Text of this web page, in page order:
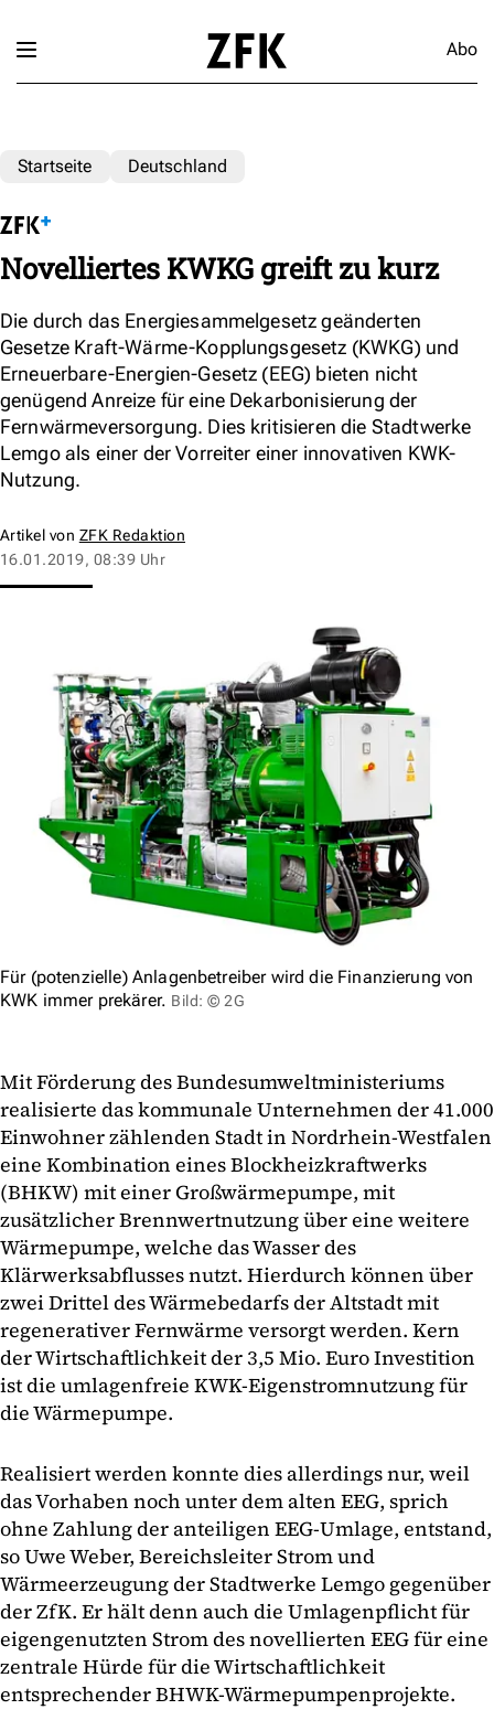
Abo
Startseite Deutschland
Novelliertes KWKG greift zu kurz
Die durch das Energiesammelgesetz geänderten
Gesetze Kraft-Wärme-Kopplungsgesetz (KWKG) und
Erneuerbare-Energien-Gesetz (EEG) bieten nicht
genügend Anreize für eine Dekarbonisierung der
Fernwärmeversorgung. Dies kritisieren die Stadtwerke
Lemgo als einer der Vorreiter einer innovativen KWK-
Nutzung.
Artikel von ZFK Redaktion
16.01.2019, 08:39 Uhr
Für (potenzielle) Anlagenbetreiber wird die Finanzierung von
KWK immer prekärer. Bild: © 2G
Mit Förderung des Bundesumweltministeriums
realisierte das kommunale Unternehmen der 41.000
Einwohner zählenden Stadt in Nordrhein-Westfalen
eine Kombination eines Blockheizkraftwerks
(BHKW) mit einer Großwärmepumpe, mit
zusätzlicher Brennwertnutzung über eine weitere
Wärmepumpe, welche das Wasser des
Klärwerksabflusses nutzt. Hierdurch können über
zwei Drittel des Wärmebedarfs der Altstadt mit
regenerativer Fernwärme versorgt werden. Kern
der Wirtschaftlichkeit der 3,5 Mio. Euro Investition
ist die umlagenfreie KWK-Eigenstromnutzung für
die Wärmepumpe.
Realisiert werden konnte dies allerdings nur, weil
das Vorhaben noch unter dem alten EEG, sprich
ohne Zahlung der anteiligen EEG-Umlage, entstand,
so Uwe Weber, Bereichsleiter Strom und
Wärmeerzeugung der Stadtwerke Lemgo gegenüber
der ZfK. Er hält denn auch die Umlagenpflicht für
eigengenutzten Strom des novellierten EEG für eine
zentrale Hürde für die Wirtschaftlichkeit
entsprechender BHWK-Wärmepumpenprojekte.